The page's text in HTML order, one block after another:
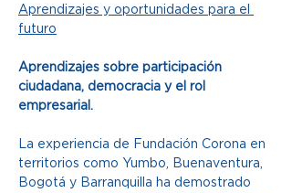
Aprendizajes y oportunidades para el
futuro
Aprendizajes sobre participación
ciudadana, democracia y el rol
empresarial.
La experiencia de Fundación Corona en
territorios como Yumbo, Buenaventura,
Bogotá y Barranquilla ha demostrado